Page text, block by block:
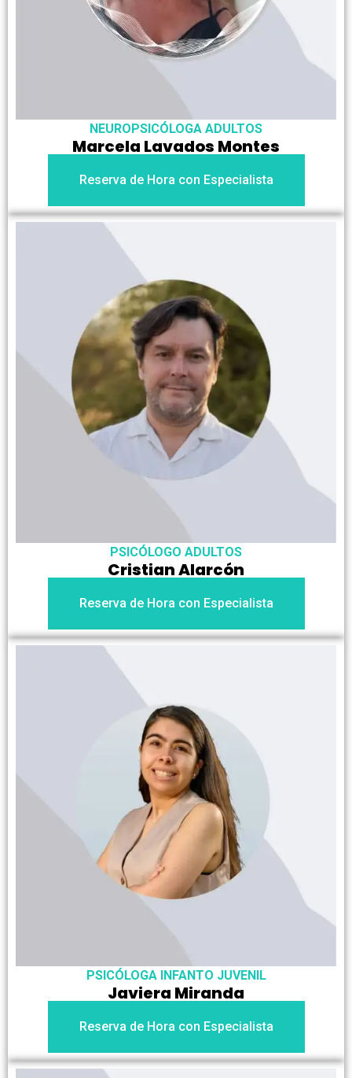
NEUROPSICÓLOGA ADULTOS
Marcela Lavados Montes
Reserva de Hora con Especialista
PSICÓLOGO ADULTOS
Cristian Alarcón
Reserva de Hora con Especialista
PSICÓLOGA INFANTO JUVENIL
Javiera Miranda
Reserva de Hora con Especialista